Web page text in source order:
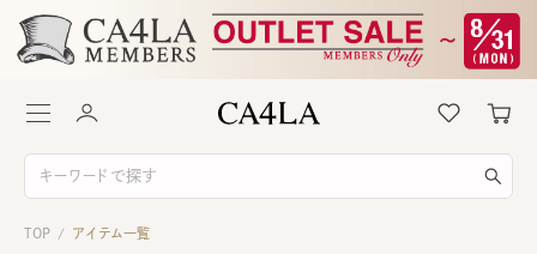
TOP / アイテム一覧